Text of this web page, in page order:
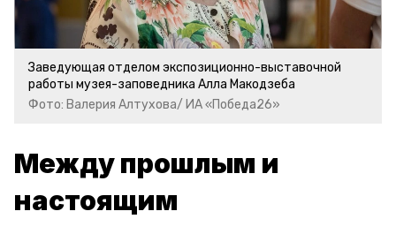
Заведующая отделом экспозиционно-выставочной
работы музея-заповедника Алла Макодзеба
Фото: Валерия Алтухова/ ИА «Победа26»
Между прошлым и
настоящим